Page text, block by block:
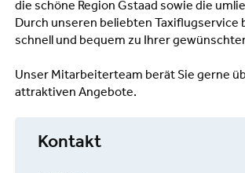
die schöne Region Gstaad sowie die
Durch unseren beliebten Taxiflugservice
schnell und bequem zu Ihrer
Unser Mitarbeiterteam berät Sie gerne
attraktiven Angebote.
Kontakt